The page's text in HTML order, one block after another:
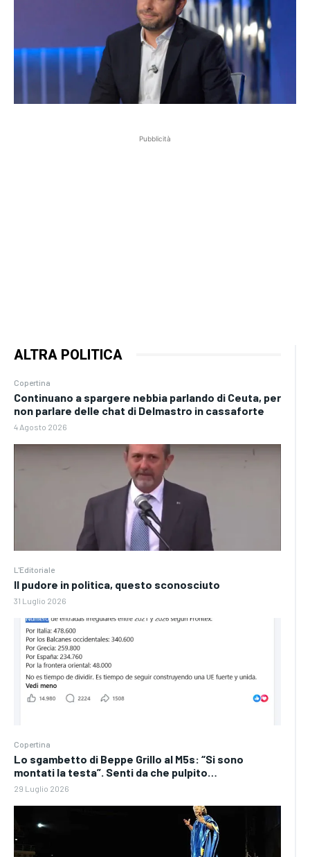
Pubblicità
ALTRA POLITICA
Copertina
Continuano a spargere nebbia parlando di Ceuta, per
non parlare delle chat di Delmastro in cassaforte
4 Agosto 2026
L'Editoriale
Il pudore in politica, questo sconosciuto
31 Luglio 2026
Copertina
Lo sgambetto di Beppe Grillo al M5s: “Si sono
montati la testa”. Senti da che pulpito…
29 Luglio 2026